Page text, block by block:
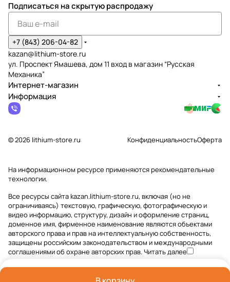
Подписаться на скрытую распродажу
+7 (843) 206-04-82
kazan@lithium-store.ru
ул. Проспект Ямашева, дом 11 вход в магазин “Русская
Механика”
Интернет-магазин
Информация
© 2026 lithium-store.ru КонфиденциальностьОферта
На информационном ресурсе применяютсярекомендательные
технологии.
Все ресурсы сайта kazan.lithium-store.ru, включая (но не
ограничиваясь) текстовую, графическую, фотографическую и
видео информацию, структуру, дизайн и оформление страниц,
доменное имя, фирменное наименование являются объектами
авторского права и прав на интеллектуальную собственность,
защищены российским законодательством и международными
соглашениями об охране авторских прав.Читать далее